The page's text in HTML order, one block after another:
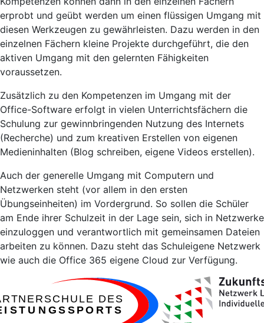
erprobt und geübt werden um einen flüssigen Umgang mit
diesen Werkzeugen zu gewährleisten. Dazu werden in den
einzelnen Fächern kleine Projekte durchgeführt, die den
aktiven Umgang mit den gelernten Fähigkeiten
voraussetzen.
Zusätzlich zu den Kompetenzen im Umgang mit der
Office-Software erfolgt in vielen Unterrichtsfächern die
Schulung zur gewinnbringenden Nutzung des Internets
(Recherche) und zum kreativen Erstellen von eigenen
Medieninhalten (Blog schreiben, eigene Videos erstellen).
Auch der generelle Umgang mit Computern und
Netzwerken steht (vor allem in den ersten
Übungseinheiten) im Vordergrund. So sollen die Schüler
am Ende ihrer Schulzeit in der Lage sein, sich in Netzwerke
einzuloggen und verantwortlich mit gemeinsamen Dateien
arbeiten zu können. Dazu steht das Schuleigene Netzwerk
wie auch die Office 365 eigene Cloud zur Verfügung.
ARTNERSCHULE DES
EISTUNGSSPORTS